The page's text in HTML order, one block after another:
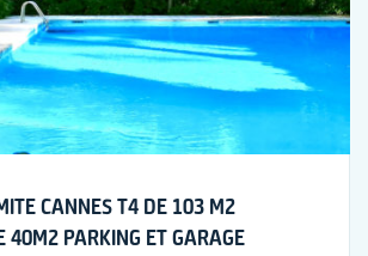
CANNES T4 DE 103 M2
40M2 PARKING ET GARAGE